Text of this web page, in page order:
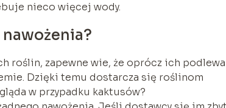
nieco więcej wody.
roślin, zapewne wie, że oprócz ich
Dzięki temu dostarcza się roślinom
w przypadku kaktusów?